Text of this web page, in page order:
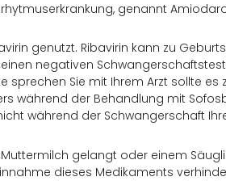
genannt
genutzt. Ribavirin kann zu
negativen
sprechen Sie mit Ihrem Arzt sollte
während der Behandlung mit
während der Schwangerschaft
gelangt oder einem
dieses Medikaments